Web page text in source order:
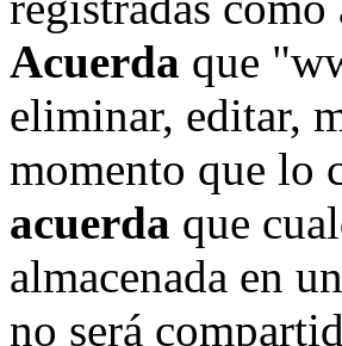
Acuerda que
eliminar, editar,
momento que lo
acuerda que
almacenada en
no será